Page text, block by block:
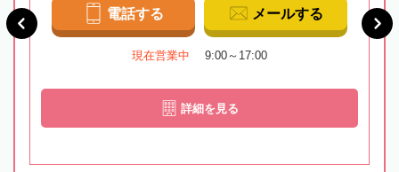
電話する メールする
現在営業中 9:00～17:00
詳細を見る